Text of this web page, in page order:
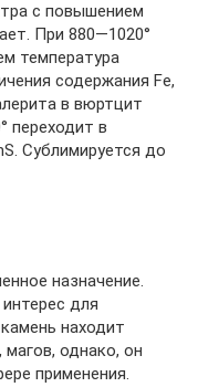
с повышением
При 880—1020°
температура
содержания Fe,
в вюртцит
переходит в
Сублимируется до
назначение.
для
находит
однако, он
применения.